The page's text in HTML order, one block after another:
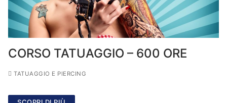
CORSO TATUAGGIO – 600 ORE
TATUAGGIO E PIERCING